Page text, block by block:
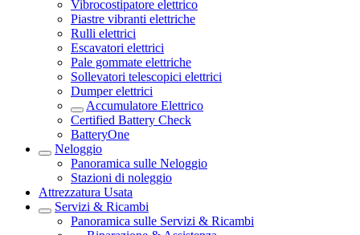
Vibrocostipatore elettrico
Piastre vibranti elettriche
Rulli elettrici
Escavatori elettrici
Pale gommate elettriche
Sollevatori telescopici elettrici
Dumper elettrici
Accumulatore Elettrico
Certified Battery Check
BatteryOne
Neloggio
Panoramica sulle Neloggio
Stazioni di noleggio
Attrezzatura Usata
Servizi & Ricambi
Panoramica sulle Servizi & Ricambi